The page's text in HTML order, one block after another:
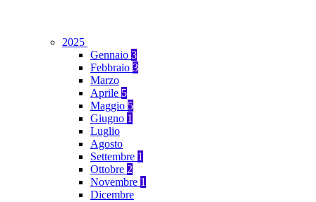
2025
Gennaio 3
Febbraio 3
Marzo
Aprile 5
Maggio 5
Giugno 1
Luglio
Agosto
Settembre 1
Ottobre 2
Novembre 1
Dicembre